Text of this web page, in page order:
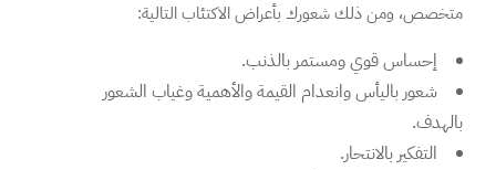
متخصص، ومن ذلك شعورك بأعراض الاكتئاب التالية:
إحساس قوي ومستمر بالذنب.
شعور باليأس وانعدام القيمة والأهمية وغياب الشعور
بالهدف.
التفكير بالانتحار.